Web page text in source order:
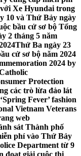
Xe Hyundai trong
10 và Thứ Bảy ngày
bầu cử sơ bộ Tổng
2 tháng 5 năm
Thứ Ba ngày 23
cử sơ bộ năm 2024
2024 by
Protection
các trò lừa đảo lát
Fever’ fashion
Vietnam Veterans
web
sát Thành phố
phí vào Thứ Bảy
Department từ 9
đoạt giải cuộc thi